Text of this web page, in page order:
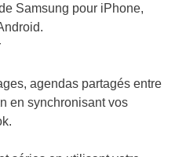
Samsung pour iPhone,
agendas partagés entre
en synchronisant vos